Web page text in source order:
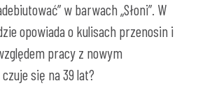
w barwach „Słoni”. W
opowiada o kulisach przenosin i
pracy z nowym
się na 39 lat?